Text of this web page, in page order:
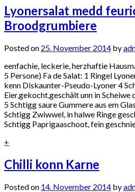
Lyonersalat medd
Broodgrumbiere
Posted on 25. November 2014 by
eenfachie, leckerie, herzhaftie
5 Persone) Fa de Salat: 1 Ringel
kenn Diskaunter-Pseudo-Lyoner 4
Eier,gekocht,geschält unn in
5 Schtigg saure Gummere aus em
Schtigg Zwiwwel, in halwe Ringe
Schtigg Paprigaaschoot, fein
+
Chilli konn Karne
Posted on 14. November 2014 by